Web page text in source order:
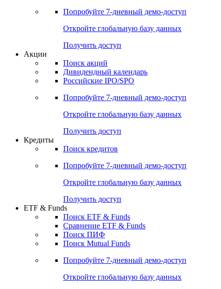
Попробуйте 7-дневный демо-доступ
Откройте глобальную базу данных
Получить доступ
Акции
Поиск акций
Дивидендный календарь
Российские IPO/SPO
Попробуйте 7-дневный демо-доступ
Откройте глобальную базу данных
Получить доступ
Кредиты
Поиск кредитов
Попробуйте 7-дневный демо-доступ
Откройте глобальную базу данных
Получить доступ
ETF & Funds
Поиск ETF & Funds
Сравнение ETF & Funds
Поиск ПИФ
Поиск Mutual Funds
Попробуйте 7-дневный демо-доступ
Откройте глобальную базу данных